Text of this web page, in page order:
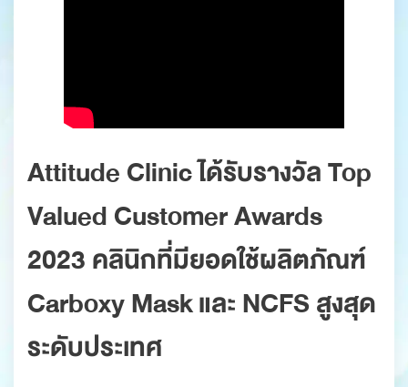
Attitude Clinic ได้รับรางวัล Top
Valued Customer Awards
2023 คลินิกที่มียอดใช้ผลิตภัณฑ์
Carboxy Mask และ NCFS สูงสุด
ระดับประเทศ